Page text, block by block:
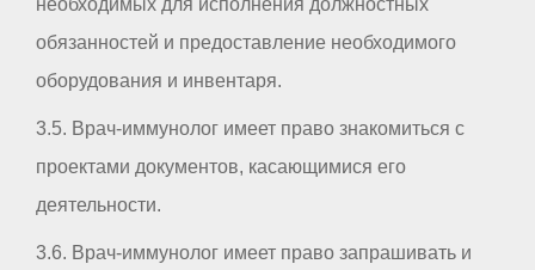
необходимых для исполнения должностных
обязанностей и предоставление необходимого
оборудования и инвентаря.
3.5. Врач-иммунолог имеет право знакомиться с
проектами документов, касающимися его
деятельности.
3.6. Врач-иммунолог имеет право запрашивать и